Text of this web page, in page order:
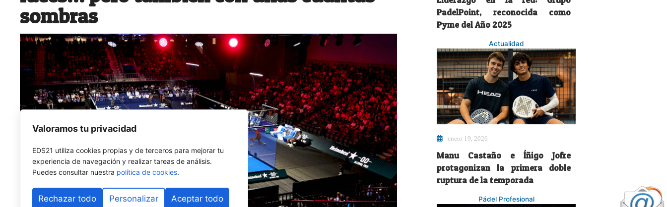
sombras
PadelPoint, reconocida como
Pyme del Año 2025
Actualidad
enero 19, 2026
Manu Castaño e Íñigo Jofre
protagonizan la primera doble
ruptura de la temporada
Pádel Profesional
Valoramos tu privacidad
EDS21 utiliza cookies propias y de terceros para mejorar tu
experiencia de navegación y realizar tareas de análisis.
Puedes consultar nuestra política de cookies.
Rechazar todo Personalizar Aceptar todo